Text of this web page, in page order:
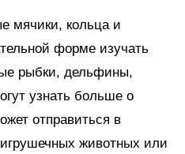
мячики, кольца и
форме изучать
рыбки, дельфины,
узнать больше о
отправиться в
животных или